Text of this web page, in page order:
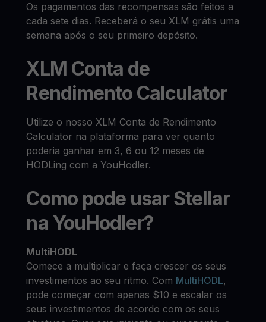
Os pagamentos das recompensas são feitos a
cada sete dias. Receberá o seu XLM grátis uma
semana após o seu primeiro depósito.
XLM Conta de
Rendimento Calculator
Utilize o nosso XLM Conta de Rendimento
Calculator na plataforma para ver quanto
poderia ganhar em 3, 6 ou 12 meses de
HODLing com a YouHodler.
Como pode usar Stellar
na YouHodler?
MultiHODL
Comece a multiplicar e faça crescer os seus
investimentos ao seu ritmo. Com MultiHODL,
pode começar com apenas $10 e escalar os
seus investimentos de acordo com os seus